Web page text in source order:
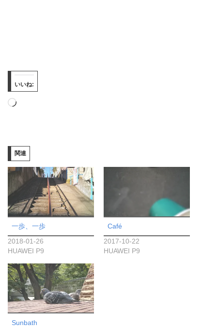
いいね:
読
み
中…
関連
一歩、一歩
2018-01-26
HUAWEI P9
Café
2017-10-22
HUAWEI P9
Sunbath